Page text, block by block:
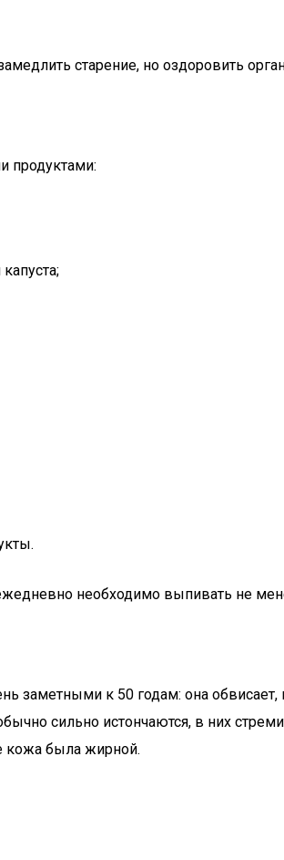
старение, но оздоровить
продуктами:
необходимо выпивать не
заметными к 50 годам: она
сильно истончаются, в них
кожа была жирной.